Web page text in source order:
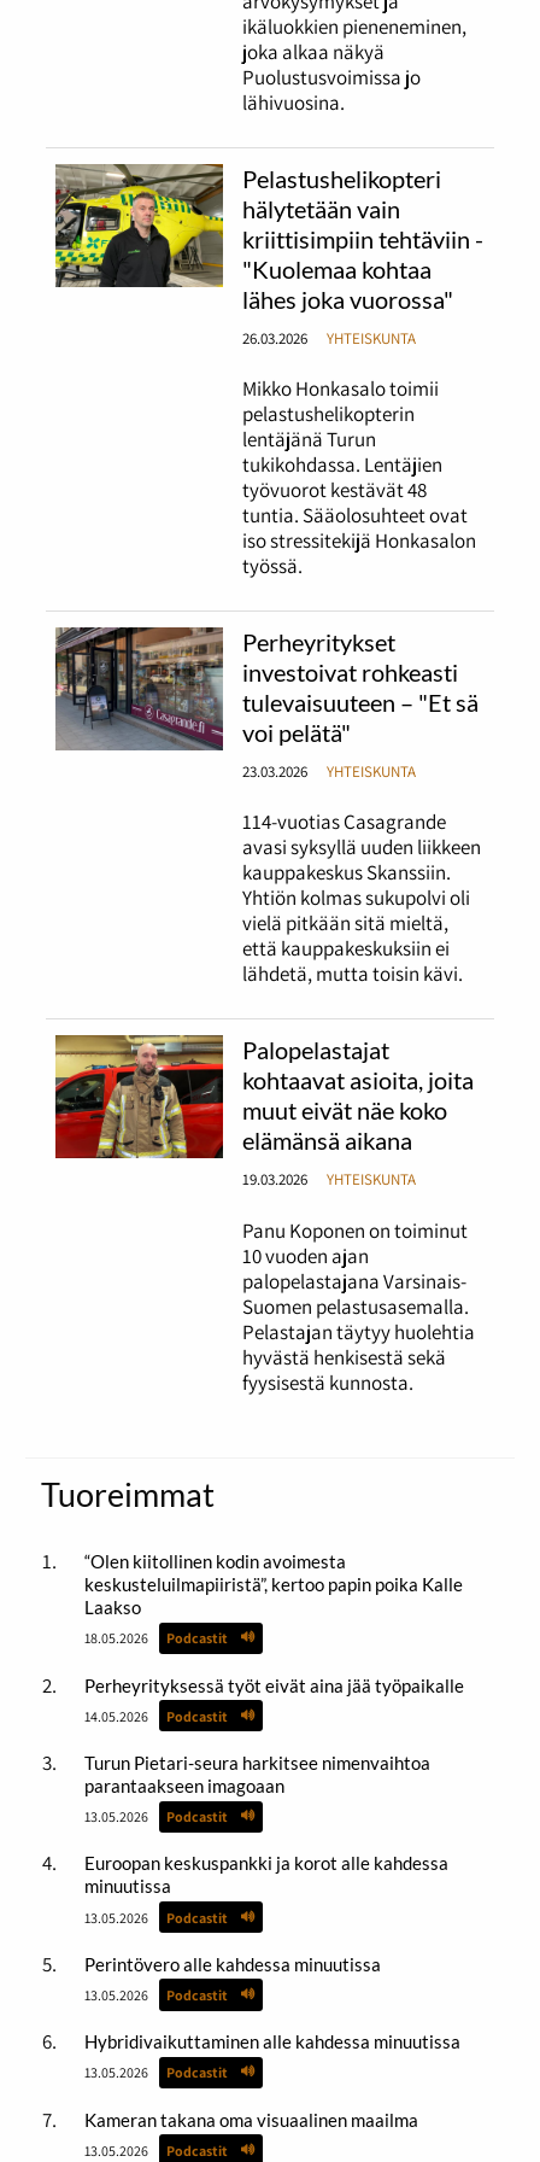
ikäluokkien pieneneminen,
joka alkaa näkyä
Puolustusvoimissa jo
lähivuosina.
Pelastushelikopteri
hälytetään vain
kriittisimpiin tehtäviin -
"Kuolemaa kohtaa
lähes joka vuorossa"
26.03.2026 YHTEISKUNTA
Mikko Honkasalo toimii
pelastushelikopterin
lentäjänä Turun
tukikohdassa. Lentäjien
työvuorot kestävät 48
tuntia. Sääolosuhteet ovat
iso stressitekijä Honkasalon
työssä.
Perheyritykset
investoivat rohkeasti
tulevaisuuteen – "Et sä
voi pelätä"
23.03.2026 YHTEISKUNTA
114-vuotias Casagrande
avasi syksyllä uuden liikkeen
kauppakeskus Skanssiin.
Yhtiön kolmas sukupolvi oli
vielä pitkään sitä mieltä,
että kauppakeskuksiin ei
lähdetä, mutta toisin kävi.
Palopelastajat
kohtaavat asioita, joita
muut eivät näe koko
elämänsä aikana
19.03.2026 YHTEISKUNTA
Panu Koponen on toiminut
10 vuoden ajan
palopelastajana Varsinais-
Suomen pelastusasemalla.
Pelastajan täytyy huolehtia
hyvästä henkisestä sekä
fyysisestä kunnosta.
Tuoreimmat
“Olen kiitollinen kodin avoimesta
keskusteluilmapiiristä”, kertoo papin poika Kalle
Laakso
18.05.2026 Podcastit
Perheyrityksessä työt eivät aina jää työpaikalle
14.05.2026 Podcastit
Turun Pietari-seura harkitsee nimenvaihtoa
parantaakseen imagoaan
13.05.2026 Podcastit
Euroopan keskuspankki ja korot alle kahdessa
minuutissa
13.05.2026 Podcastit
Perintövero alle kahdessa minuutissa
13.05.2026 Podcastit
Hybridivaikuttaminen alle kahdessa minuutissa
13.05.2026 Podcastit
Kameran takana oma visuaalinen maailma
13.05.2026 Podcastit